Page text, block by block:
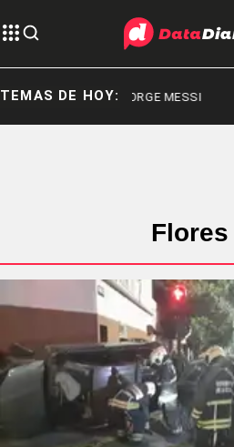
TEMAS DE HOY:JORGE MESSI
Flores